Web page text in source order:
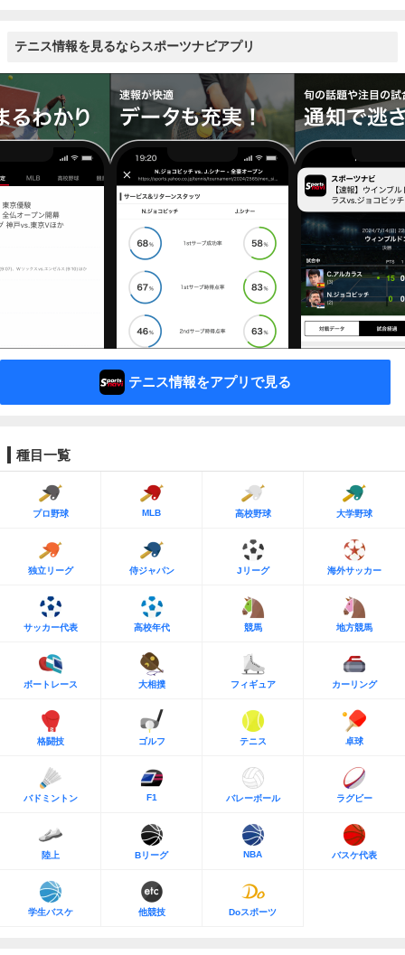
テニス情報を見るならスポーツナビアプリ
テニス情報をアプリで見る
種目一覧
プロ野球 MLB 高校野球 大学野球
独立リーグ 侍ジャパン Jリーグ 海外サッカー
サッカー代表 高校年代 競馬 地方競馬
ボートレース 大相撲 フィギュア カーリング
格闘技 ゴルフ テニス 卓球
バドミントン F1 バレーボール ラグビー
陸上 Bリーグ NBA バスケ代表
学生バスケ 他競技 Doスポーツ